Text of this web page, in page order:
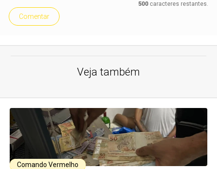
500caracteres restantes.
Comentar
Veja também
Comando Vermelho